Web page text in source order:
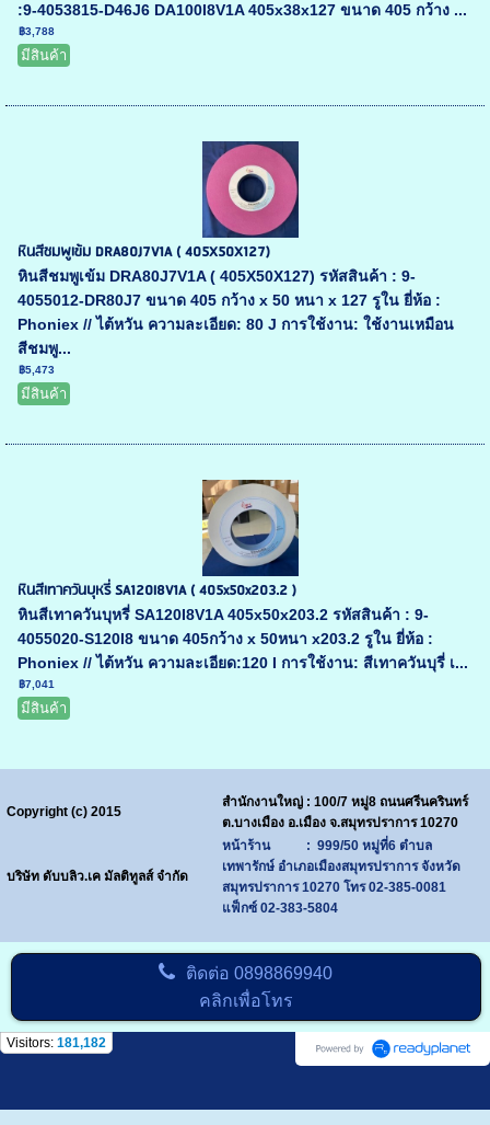
:9-4053815-D46J6 DA100I8V1A 405x38x127 ขนาด 405 กว้าง ...
฿3,788
มีสินค้า
หินสีชมพูเข้ม DRA80J7V1A ( 405X50X127)
หินสีชมพูเข้ม DRA80J7V1A ( 405X50X127) รหัสสินค้า : 9-
4055012-DR80J7 ขนาด 405 กว้าง x 50 หนา x 127 รูใน ยี่ห้อ :
Phoniex // ไต้หวัน ความละเอียด: 80 J การใช้งาน: ใช้งานเหมือน
สีชมพู...
฿5,473
มีสินค้า
หินสีเทาควันบุหรี่ SA120I8V1A ( 405x50x203.2 )
หินสีเทาควันบุหรี่ SA120I8V1A 405x50x203.2 รหัสสินค้า : 9-
4055020-S120I8 ขนาด 405กว้าง x 50หนา x203.2 รูใน ยี่ห้อ :
Phoniex // ไต้หวัน ความละเอียด:120 I การใช้งาน: สีเทาควันบุรี่ เ...
฿7,041
มีสินค้า
Copyright (c) 2015
สำนักงานใหญ่ : 100/7 หมู่8 ถนนศรีนครินทร์
ต.บางเมือง อ.เมือง จ.สมุทรปราการ 10270
บริษัท ดับบลิว.เค มัลติทูลส์ จำกัด
หน้าร้าน : 999/50 หมู่ที่6 ตำบล
เทพารักษ์ อำเภอเมืองสมุทรปราการ จังหวัด
สมุทรปราการ 10270 โทร02-385-0081
แฟ็กซ์ 02-383-5804
ติดต่อ0898869940
คลิกเพื่อโทร
Visitors: 181,182